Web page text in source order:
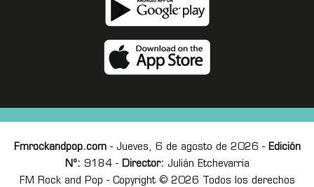
Fmrockandpop.com- Jueves, 6 de agosto de 2026 - Edición
Nº: 9184 - Director: Julián Etchevarria
FM Rock and Pop - Copyright © 2026 Todos los derechos